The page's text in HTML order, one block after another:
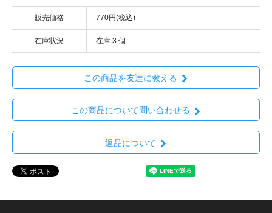
販売価格 770円(税込)
在庫状況 在庫 3 個
この商品を友達に教える
この商品について問い合わせる
返品について